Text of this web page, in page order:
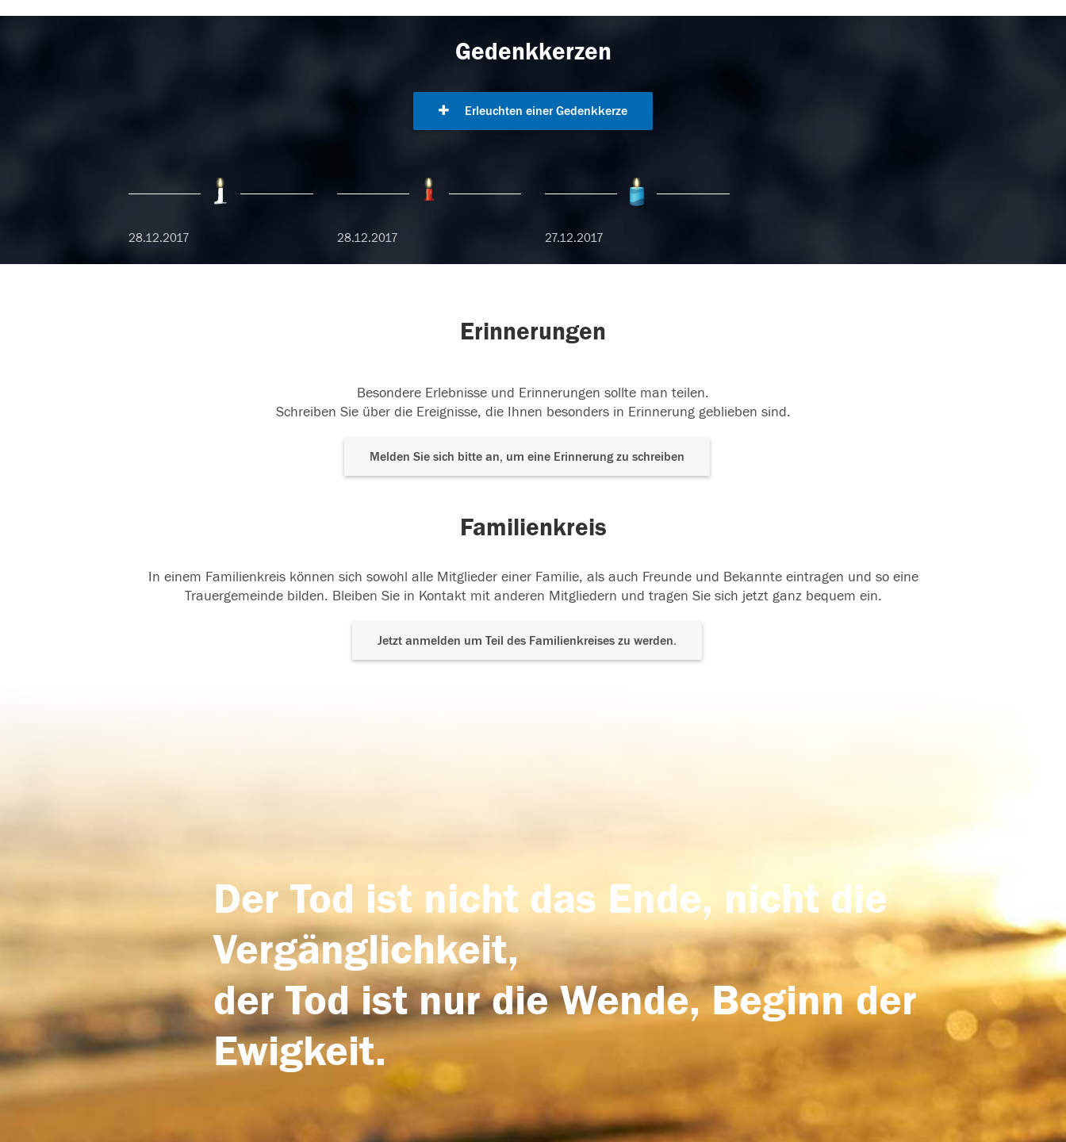
Gedenkkerzen
Erleuchten einer Gedenkkerze
28.12.2017 28.12.2017 27.12.2017
Erinnerungen
Besondere Erlebnisse und Erinnerungen sollte man teilen.
Schreiben Sie über die Ereignisse, die Ihnen besonders in Erinnerung geblieben sind.
Melden Sie sich bitte an, um eine Erinnerung zu schreiben
Familienkreis
In einem Familienkreis können sich sowohl alle Mitglieder einer Familie, als auch Freunde und Bekannte eintragen und so eine
Trauergemeinde bilden. Bleiben Sie in Kontakt mit anderen Mitgliedern und tragen Sie sich jetzt ganz bequem ein.
Jetzt anmelden um Teil des Familienkreises zu werden.
Der Tod ist nicht das Ende, nicht die
Vergänglichkeit,
der Tod ist nur die Wende, Beginn der
Ewigkeit.